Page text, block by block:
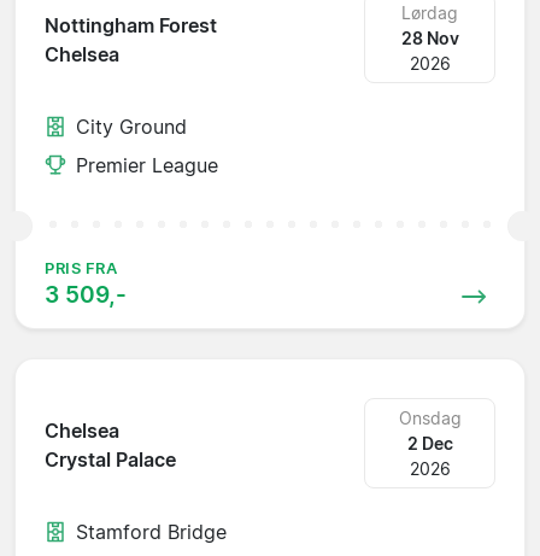
Nottingham Forest
Chelsea
Lørdag
28 Nov
2026
City Ground
Premier League
PRIS FRA
3 509,-
Chelsea
Crystal Palace
Onsdag
2 Dec
2026
Stamford Bridge